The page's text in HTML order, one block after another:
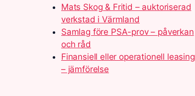
Mats Skog & Fritid – auktoriserad
verkstad i Värmland
Samlag före PSA-prov – påverkan
och råd
Finansiell eller operationell leasing
– jämförelse